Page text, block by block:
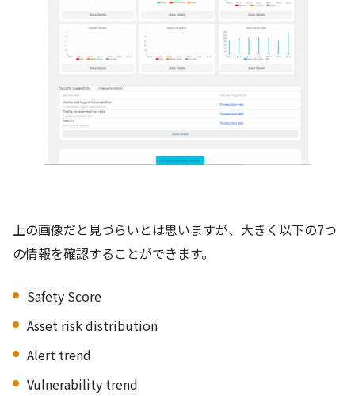
上の画像だと見づらいとは思いますが、大きく以下の7つ
の情報を確認することができます。
Safety Score
Asset risk distribution
Alert trend
Vulnerability trend